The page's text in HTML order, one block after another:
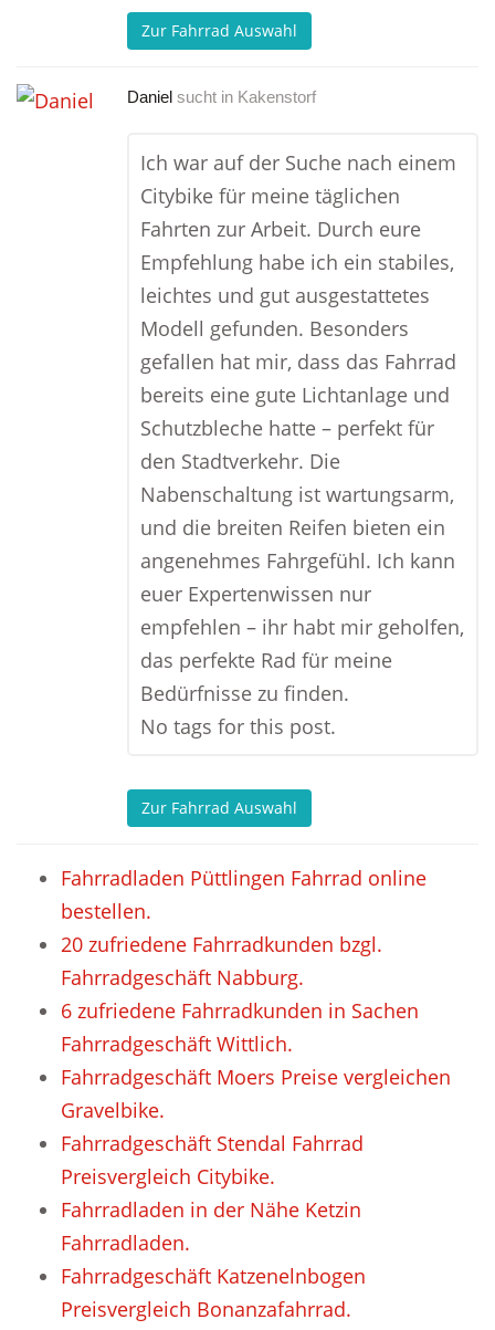
Zur Fahrrad Auswahl
Daniel sucht in Kakenstorf
Ich war auf der Suche nach einem
Citybike für meine täglichen
Fahrten zur Arbeit. Durch eure
Empfehlung habe ich ein stabiles,
leichtes und gut ausgestattetes
Modell gefunden. Besonders
gefallen hat mir, dass das Fahrrad
bereits eine gute Lichtanlage und
Schutzbleche hatte – perfekt für
den Stadtverkehr. Die
Nabenschaltung ist wartungsarm,
und die breiten Reifen bieten ein
angenehmes Fahrgefühl. Ich kann
euer Expertenwissen nur
empfehlen – ihr habt mir geholfen,
das perfekte Rad für meine
Bedürfnisse zu finden.
No tags for this post.
Zur Fahrrad Auswahl
Fahrradladen Püttlingen Fahrrad online
bestellen.
20 zufriedene Fahrradkunden bzgl.
Fahrradgeschäft Nabburg.
6 zufriedene Fahrradkunden in Sachen
Fahrradgeschäft Wittlich.
Fahrradgeschäft Moers Preise vergleichen
Gravelbike.
Fahrradgeschäft Stendal Fahrrad
Preisvergleich Citybike.
Fahrradladen in der Nähe Ketzin
Fahrradladen.
Fahrradgeschäft Katzenelnbogen
Preisvergleich Bonanzafahrrad.